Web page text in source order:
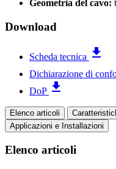
Geometria del cavo:
Download
Scheda tecnica file_download
Dichiarazione di
DoP file_download
Elenco articoli
Applicazioni e Installazioni
Elenco articoli